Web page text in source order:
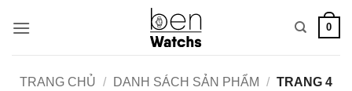
qua
nội
dung
0
TRANG CHỦ / DANH SÁCH SẢN PHẨM / TRANG 4